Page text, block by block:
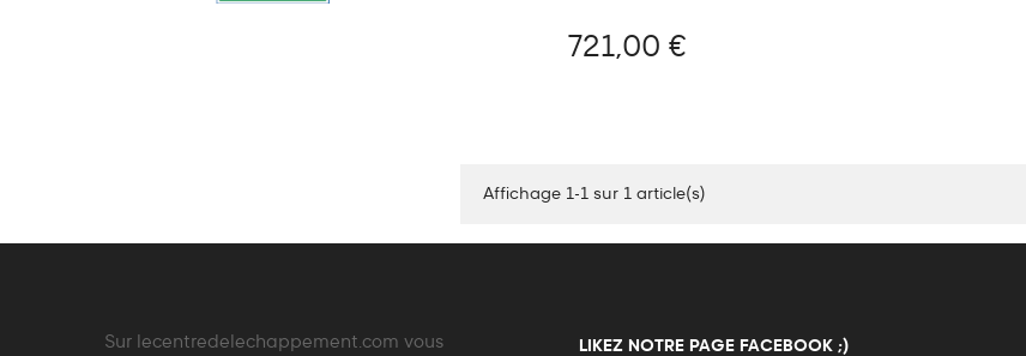
721,00 €
Affichage 1-1 sur 1 article(s)
Sur lecentredelechappement.com vous
LIKEZ NOTRE PAGE FACEBOOK ;)